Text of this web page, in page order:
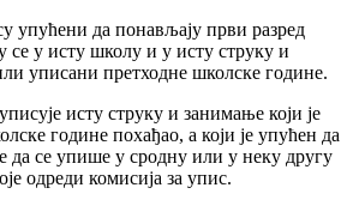
да понављају први разред
се у исту школу и у исту струку и
уписани претходне школске године.
исту струку и занимање који је
године похађао, а који је упућен да
да се упише у сродну или у неку другу
одреди комисија за упис.